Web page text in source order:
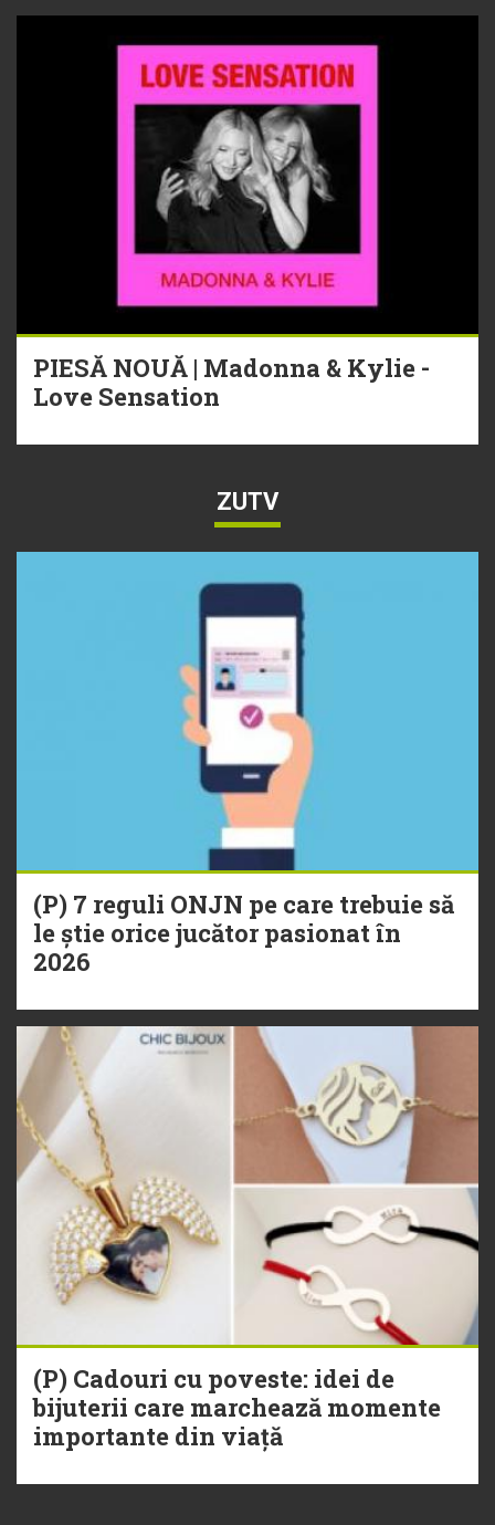
PIESĂ NOUĂ | Madonna & Kylie -
Love Sensation
ZUTV
(P) 7 reguli ONJN pe care trebuie să
le știe orice jucător pasionat în
2026
(P) Cadouri cu poveste: idei de
bijuterii care marchează momente
importante din viață